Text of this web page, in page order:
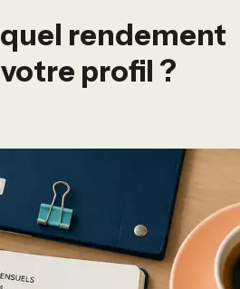
rendement
profil ?